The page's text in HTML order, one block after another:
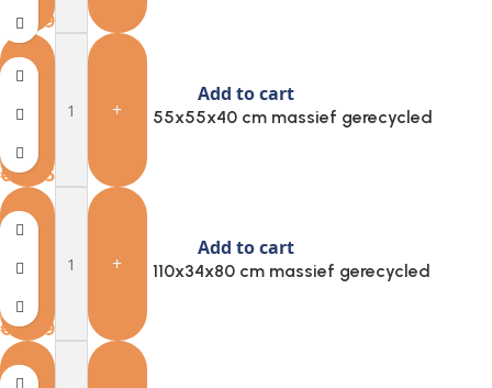
150.94
+
Add to cart
Provira Salontafel 55x55x40 cm massief gerecycled
€80.35
+
Add to cart
Provira Wandtafel 110x34x80 cm massief gerecycled
€97.99